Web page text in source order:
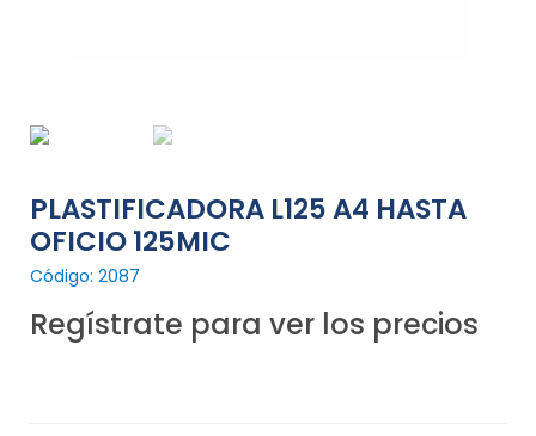
PLASTIFICADORA L125 A4 HASTA
OFICIO 125MIC
Código: 2087
Regístrate para ver los precios